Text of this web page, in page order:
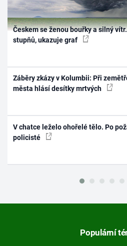
Českem se ženou bouřky a silný
stupňů, ukazuje graf
Záběry zkázy v Kolumbii: Při
města hlásí desítky mrtvých
V chatce leželo ohořelé tělo. Po
policisté
Populární